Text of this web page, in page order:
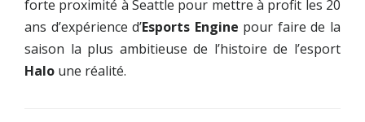
forte proximité à Seattle pour mettre à profit les 20
ans d’expérience d’Esports Engine pour faire de la
saison la plus ambitieuse de l’histoire de l’esport
Halo une réalité.